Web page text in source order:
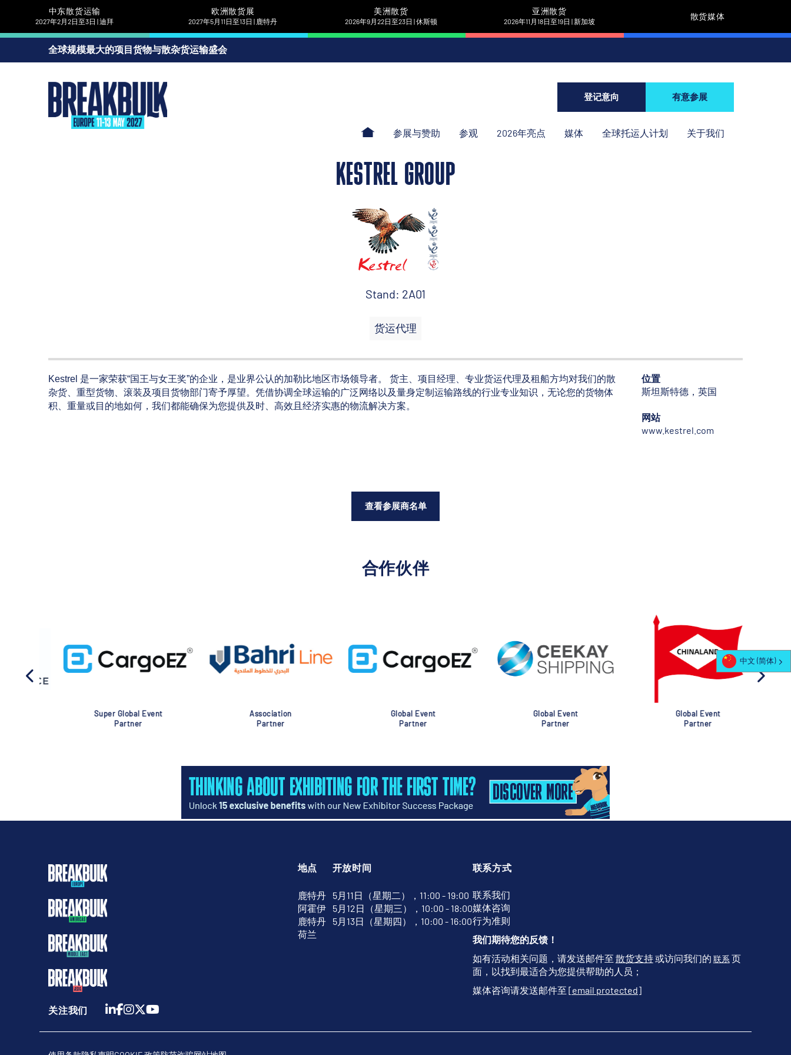
中东散货运输
2027年2月2日至3日 | 迪拜
欧洲散货展
2027年5月11日至13日 | 鹿特丹
美洲散货
2026年9月22日至23日 | 休斯顿
亚洲散货
2026年11月18日至19日 | 新加坡
散货媒体
全球规模最大的项目货物与散杂货运输盛会
登记意向 有意参展
参展与赞助 参观 2026年亮点 媒体 全球托运人计划 关于我们
KESTREL GROUP
Stand: 2A01
货运代理
Kestrel 是一家荣获“国王与女王奖”的企业，是业界公认的加勒比地区市场领导者。 货主、项目经理、专业货运代理及租船方均对我们的散
杂货、重型货物、滚装及项目货物部门寄予厚望。凭借协调全球运输的广泛网络以及量身定制运输路线的行业专业知识，无论您的货物体
积、重量或目的地如何，我们都能确保为您提供及时、高效且经济实惠的物流解决方案。
位置
斯坦斯特德，英国
网站
www.kestrel.com
查看参展商名单
合作伙伴
Association
Partner
Global Event
Partner
Global Event
Partner
Global Event
Partner
Global Event
Partner
地点
鹿特丹
阿霍伊
鹿特丹
荷兰
开放时间
5月11日（星期二），11:00 - 19:00
5月12日（星期三），10:00 - 18:00
5月13日（星期四），10:00 - 16:00
联系方式
联系我们
媒体咨询
行为准则
我们期待您的反馈！
如有活动相关问题，请发送邮件至 散货支持或访问我们的 联系 页
面，以找到最适合为您提供帮助的人员；
媒体咨询请发送邮件至 [email protected]
关注我们
中文 (简体)